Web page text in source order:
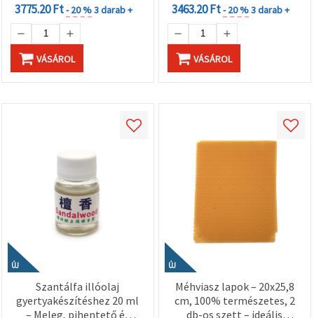
3775.20 Ft- 20 %3 darab +
VÁSÁROL
3463.20 Ft- 20 %3 darab +
VÁSÁROL
ÚJ
Szantálfa illóolaj
gyertyakészítéshez 20 ml
– Meleg, pihentető és
ÚJ
Méhviasz lapok – 20x25,8
cm, 100% természetes, 2
db-os szett – ideális